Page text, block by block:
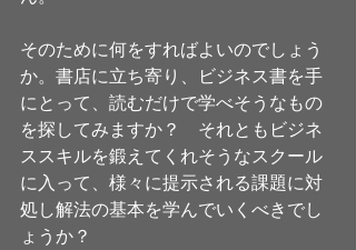
そのために何をすればよいのでしょう
か。書店に立ち寄り、ビジネス書を手
にとって、読むだけで学べそうなもの
を探してみますか？　それともビジネ
ススキルを鍛えてくれそうなスクール
に入って、様々に提示される課題に対
処し解法の基本を学んでいくべきでし
ょうか？